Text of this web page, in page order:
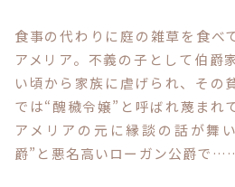
閉じる
食事の代わりに庭の雑草を食べ
アメリア。不義の子として伯爵
い頃から家族に虐げられ、その
では“醜穢令嬢”と呼ばれ蔑まれ
アメリアの元に縁談の話が舞
爵”と悪名高いローガン公爵で